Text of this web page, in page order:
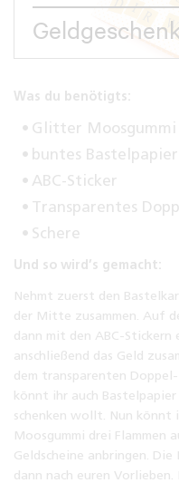
Was du benötigts:
Glitter Moosgummi
buntes
ABC-Sticker
Transparentes
Schere
Und so wird’s gemacht:
Nehmt zuerst den
der Mitte zusammen. Auf
dann mit den ABC-
anschließend das Geld
dem transparenten
könnt ihr auch
schenken wollt. Nun könnt
Moosgummi drei Flammen
Geldscheine anbringen.
dann nach euren Vorlieben.